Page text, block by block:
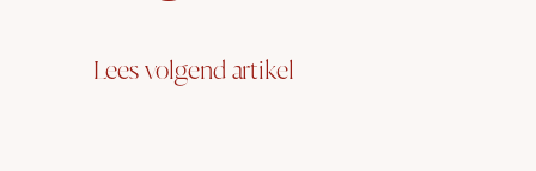
Lees volgend artikel